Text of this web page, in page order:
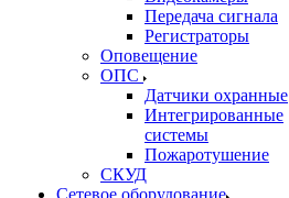
Передача сигнала
Регистраторы
Оповещение
ОПС
Датчики охранные
Интегрированные
системы
Пожаротушение
СКУД
Сетевое оборудование